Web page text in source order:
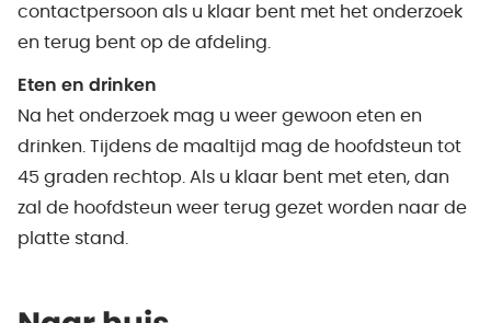
contactpersoon als u klaar bent met het onderzoek
en terug bent op de afdeling.
Eten en drinken
Na het onderzoek mag u weer gewoon eten en
drinken. Tijdens de maaltijd mag de hoofdsteun tot
45 graden rechtop. Als u klaar bent met eten, dan
zal de hoofdsteun weer terug gezet worden naar de
platte stand.